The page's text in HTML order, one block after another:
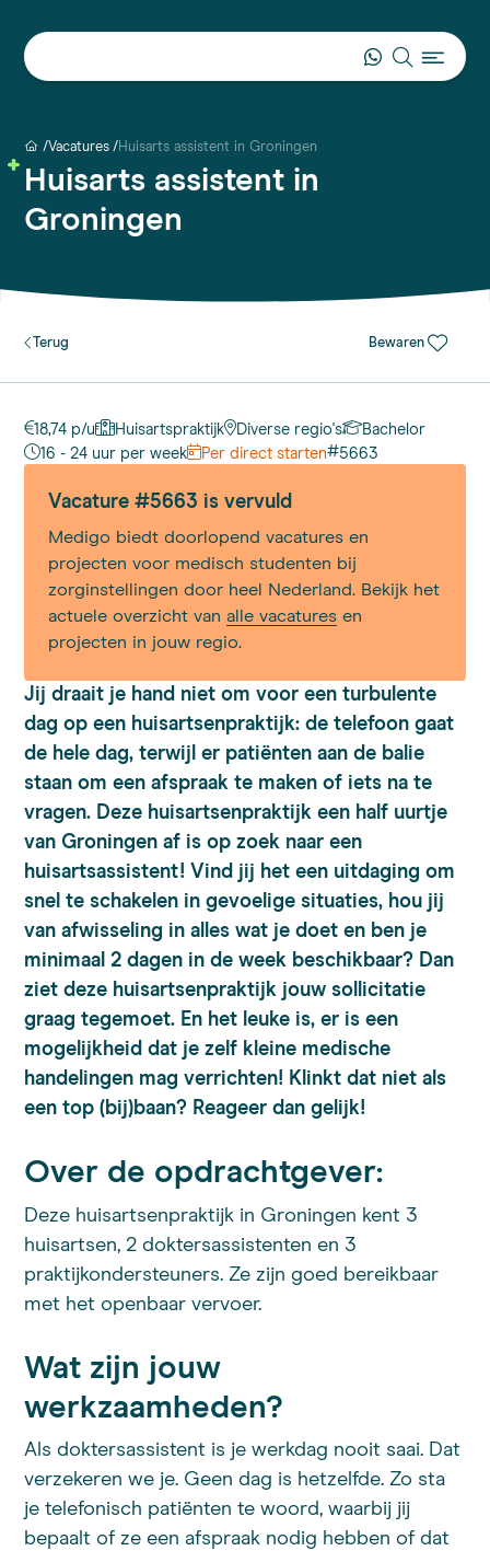
Vacatures Huisarts assistent in Groningen
Huisarts assistent in
Groningen
Terug Bewaren
18,74 p/u Huisartspraktijk Diverse regio's
Bachelor
16 - 24 uur per week
Per direct starten#5663
Vacature #5663 is vervuld
Medigo biedt doorlopend vacatures en
projecten voor medisch studenten bij
zorginstellingen door heel Nederland. Bekijk het
actuele overzicht vanalle vacatures en
projecten in jouw regio.
Jij draait je hand niet om voor een turbulente
dag op een huisartsenpraktijk: de telefoon gaat
de hele dag, terwijl er patiënten aan de balie
staan om een afspraak te maken of iets na te
vragen. Deze huisartsenpraktijk een half uurtje
van Groningen af is op zoek naar een
huisartsassistent! Vind jij het een uitdaging om
snel te schakelen in gevoelige situaties, hou jij
van afwisseling in alles wat je doet en ben je
minimaal 2 dagen in de week beschikbaar? Dan
ziet deze huisartsenpraktijk jouw sollicitatie
graag tegemoet. En het leuke is, er is een
mogelijkheid dat je zelf kleine medische
handelingen mag verrichten! Klinkt dat niet als
een top (bij)baan? Reageer dan gelijk!
Over de opdrachtgever:
Deze huisartsenpraktijk in Groningen kent 3
huisartsen, 2 doktersassistenten en 3
praktijkondersteuners. Ze zijn goed bereikbaar
met het openbaar vervoer.
Wat zijn jouw
werkzaamheden?
Als doktersassistent is je werkdag nooit saai. Dat
verzekeren we je. Geen dag is hetzelfde. Zo sta
je telefonisch patiënten te woord, waarbij jij
bepaalt of ze een afspraak nodig hebben of dat